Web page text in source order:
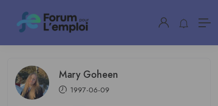
Mary Goheen
1997-06-09